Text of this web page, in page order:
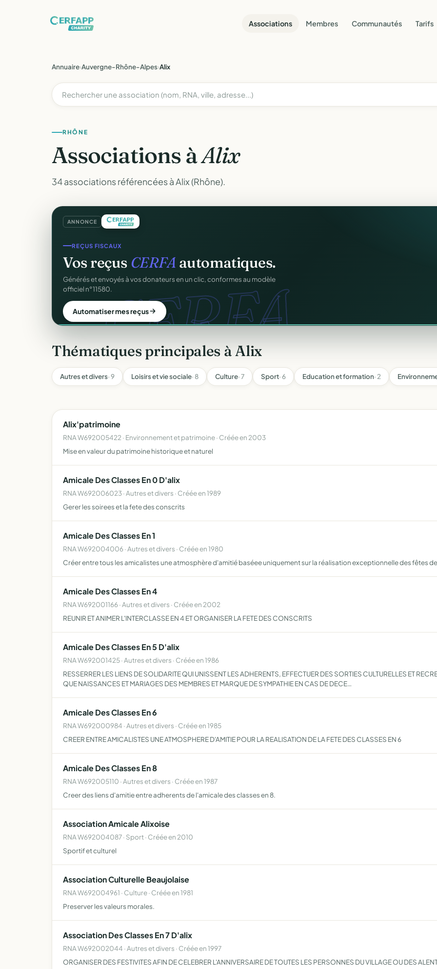
Associations Membres Communautés Tarifs
Annuaire›Auvergne-Rhône-Alpes›Alix
RHÔNE
Associations àAlix
34 associations référencées à Alix (Rhône).
ANNONCE
web.
SITE WEB
Votre site web d'associationoffert
Une page publique élégante et un site de collecte, prêts en cinq minutes.
Sans webmaster.
Créer mon site gratuit
Thématiques principales à Alix
Autres et divers· 9 Loisirs et vie sociale· 8 Culture· 7 Sport· 6 Education et formation· 2
Alix'patrimoine
RNA W692005422 · Environnement et patrimoine · Créée en 2003
Mise en valeur du patrimoine historique et naturel
Amicale Des Classes En 0 D'alix
RNA W692006023 · Autres et divers · Créée en 1989
Gerer les soirees et la fete des conscrits
Amicale Des Classes En 1
RNA W692004006 · Autres et divers · Créée en 1980
Créer entre tous les amicalistes une atmosphère d'amitié baséee uniquement sur la réalisation exceptionnelle des fêtes
Amicale Des Classes En 4
RNA W692001166 · Autres et divers · Créée en 2002
REUNIR ET ANIMER L'INTERCLASSE EN 4 ET ORGANISER LA FETE DES CONSCRITS
Amicale Des Classes En 5 D'alix
RNA W692001425 · Autres et divers · Créée en 1986
RESSERRER LES LIENS DE SOLIDARITE QUI UNISSENT LES ADHERENTS, EFFECTUER DES SORTIES CULTURELLES ET
QUE NAISSANCES ET MARIAGES DES MEMBRES ET MARQUE DE SYMPATHIE EN CAS DE DECE…
Amicale Des Classes En 6
RNA W692000984 · Autres et divers · Créée en 1985
CREER ENTRE AMICALISTES UNE ATMOSPHERE D'AMITIE POUR LA REALISATION DE LA FETE DES CLASSES EN 6
Amicale Des Classes En 8
RNA W692005110 · Autres et divers · Créée en 1987
Creer des liens d'amitie entre adherents de l'amicale des classes en 8.
Association Amicale Alixoise
RNA W692004087 · Sport · Créée en 2010
Sportif et culturel
Association Culturelle Beaujolaise
RNA W692004961 · Culture · Créée en 1981
Preserver les valeurs morales.
Association Des Classes En 7 D'alix
RNA W692002044 · Autres et divers · Créée en 1997
ORGANISER DES FESTIVITES AFIN DE CELEBRER L'ANNIVERSAIRE DE TOUTES LES PERSONNES DU VILLAGE OU DES